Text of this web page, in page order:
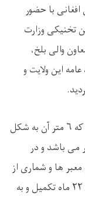
افغانی با حضور
تخنیکی وزارت
والی بلخ،
این ولایت و
۶ متر آن به شکل
می باشد و در
معبر ها و شماری از
۲۲ ماه تکمیل و به